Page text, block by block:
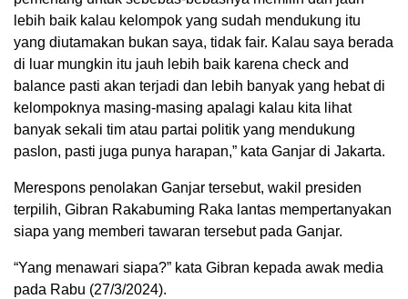
lebih baik kalau kelompok yang sudah mendukung itu
yang diutamakan bukan saya, tidak fair. Kalau saya berada
di luar mungkin itu jauh lebih baik karena check and
balance pasti akan terjadi dan lebih banyak yang hebat di
kelompoknya masing-masing apalagi kalau kita lihat
banyak sekali tim atau partai politik yang mendukung
paslon, pasti juga punya harapan,” kata Ganjar di Jakarta.
Merespons penolakan Ganjar tersebut, wakil presiden
terpilih, Gibran Rakabuming Raka lantas mempertanyakan
siapa yang memberi tawaran tersebut pada Ganjar.
“Yang menawari siapa?” kata Gibran kepada awak media
pada Rabu (27/3/2024).